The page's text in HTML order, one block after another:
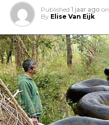
Published 1 jaar ago on
By Elise Van Eijk